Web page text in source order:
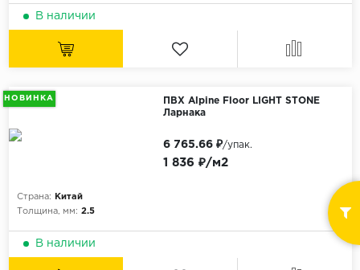
В наличии
НОВИНКА
ПВХ Alpine Floor LIGHT STONE
Ларнака
Страна:
Китай
Толщина, мм: 2.5
1 836 ₽/м2
6 765.66 ₽/упак.
В наличии